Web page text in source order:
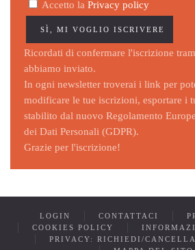
Accetto la Privacy policy
Ricordati di confermare l'iscrizione
abbiamo inviato.
In ogni newsletter troverai i link per
modificare le tue iscrizioni, esportare i
stabilito dal nuovo Regolamento
dei Dati Personali (GDPR).
Grazie per l'iscrizione!
LOGIN CONTATTACI
COOKIES POLICY
PRIVACY: RICHIEDI/